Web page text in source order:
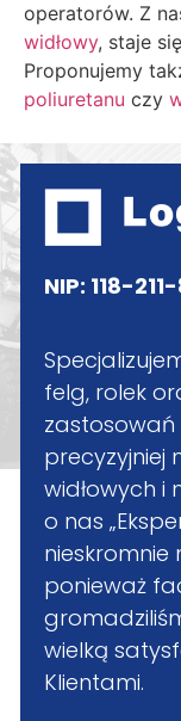
operatorów. Z
widłowy, staje
Proponujemy
poliuretanu czy
NIP: 118-
felg, rolek
zastosowań
precyzyjniej
widłowych i
o nas
ponieważ
wielką
Klientami.